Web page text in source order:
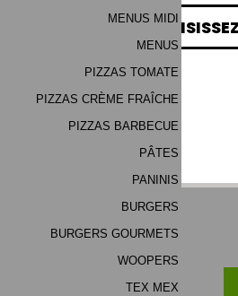
MENUS MIDI
MENUS
PIZZAS TOMATE
PIZZAS CRÈME FRAÎCHE
PIZZAS BARBECUE
PÂTES
PANINIS
BURGERS
BURGERS GOURMETS
WOOPERS
TEX MEX